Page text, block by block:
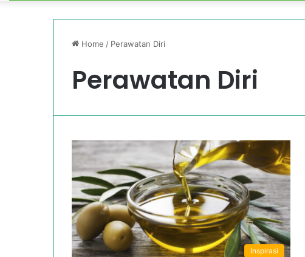
Home / Perawatan Diri
Perawatan Diri
Inspirasi